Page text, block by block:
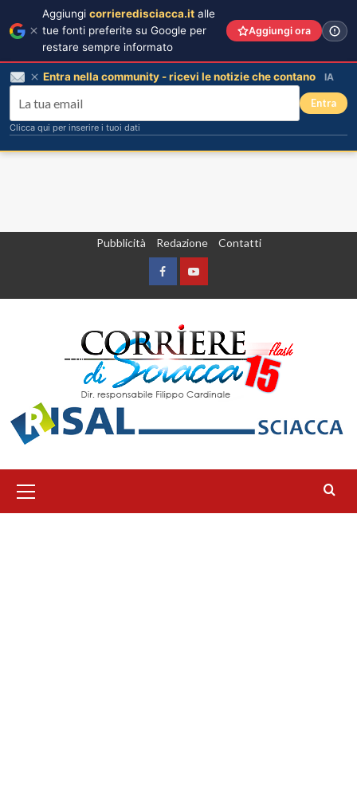
Pubblicità Redazione Contatti
FacebookYountube
principale
Aggiungi corrieredisciacca.it alle
tue fonti preferite su Google per
restare sempre informato
Aggiungi ora
Entra nella community - ricevi le notizie che contano IA
Entra
Clicca qui per inserire i tuoi dati